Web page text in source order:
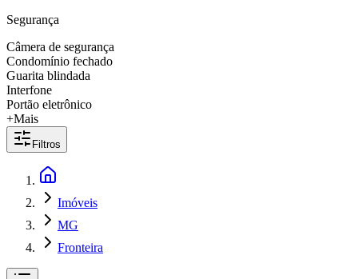
Segurança
Câmera de segurança
Condomínio fechado
Guarita blindada
Interfone
Portão eletrônico
+Mais
Filtros
Imóveis
MG
Fronteira